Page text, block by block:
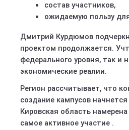
состав участников,
ожидаемую пользу
Дмитрий Курдюмов
проектом продолжается.
федерального уровня, так и
экономические реалии.
Регион рассчитывает, что
создание кампусов начнется
Кировская область
самое активное участие .